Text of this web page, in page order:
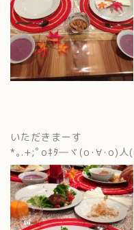
いただきまーす
*｡.+;ﾟoｷﾀ―ヾ(o･∀･o)